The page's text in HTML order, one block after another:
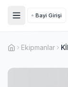
Bayi Girişi
Ekipmanlar